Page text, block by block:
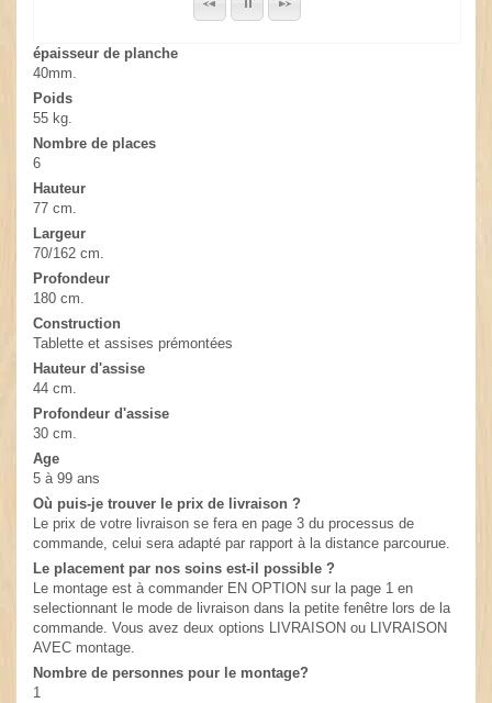
épaisseur de planche
40mm.
Poids
55 kg.
Nombre de places
6
Hauteur
77 cm.
Largeur
70/162 cm.
Profondeur
180 cm.
Construction
Tablette et assises prémontées
Hauteur d'assise
44 cm.
Profondeur d'assise
30 cm.
Age
5 à 99 ans
Où puis-je trouver le prix de livraison ?
Le prix de votre livraison se fera en page 3 du processus de
commande, celui sera adapté par rapport à la distance parcourue.
Le placement par nos soins est-il possible ?
Le montage est à commander EN OPTION sur la page 1 en
selectionnant le mode de livraison dans la petite fenêtre lors de la
commande. Vous avez deux options LIVRAISON ou LIVRAISON
AVEC montage.
Nombre de personnes pour le montage?
1